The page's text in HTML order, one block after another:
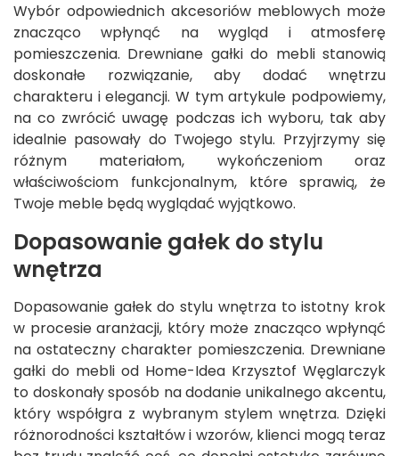
Wybór odpowiednich akcesoriów meblowych może
znacząco wpłynąć na wygląd i atmosferę
pomieszczenia. Drewniane gałki do mebli stanowią
doskonałe rozwiązanie, aby dodać wnętrzu
charakteru i elegancji. W tym artykule podpowiemy,
na co zwrócić uwagę podczas ich wyboru, tak aby
idealnie pasowały do Twojego stylu. Przyjrzymy się
różnym materiałom, wykończeniom oraz
właściwościom funkcjonalnym, które sprawią, że
Twoje meble będą wyglądać wyjątkowo.
Dopasowanie gałek do stylu
wnętrza
Dopasowanie gałek do stylu wnętrza to istotny krok
w procesie aranżacji, który może znacząco wpłynąć
na ostateczny charakter pomieszczenia. Drewniane
gałki do mebli od Home-Idea Krzysztof Węglarczyk
to doskonały sposób na dodanie unikalnego akcentu,
który współgra z wybranym stylem wnętrza. Dzięki
różnorodności kształtów i wzorów, klienci mogą teraz